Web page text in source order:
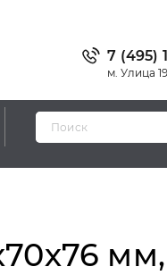
7 (495)
м. Улица
мм,